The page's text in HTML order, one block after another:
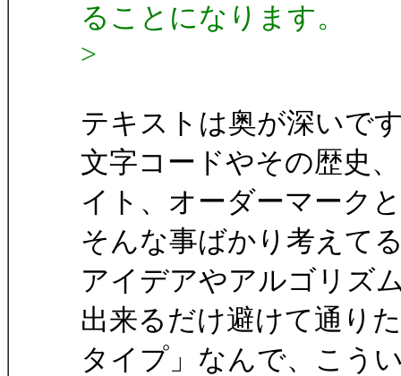
ることになります。
>
テキストは奥が深いで
文字コードやその歴史
イト、オーダーマーク
そんな事ばかり考えて
アイデアやアルゴリズ
出来るだけ避けて通り
タイプ」なんで、こう